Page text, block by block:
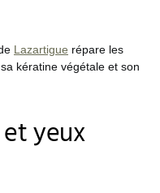
Lazartigue répare les
kératine végétale et son
yeux